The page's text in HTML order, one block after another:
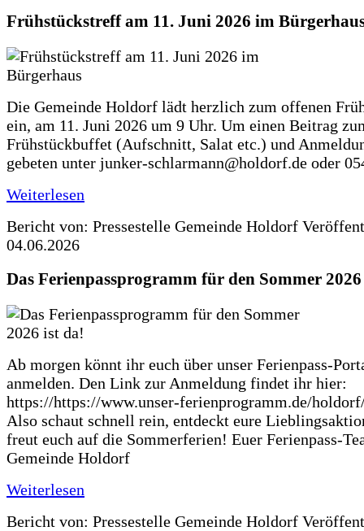
Frühstückstreff am 11. Juni 2026 im
Die Gemeinde Holdorf lädt herzlich zum offenen
ein, am 11. Juni 2026 um 9 Uhr. Um einen Beitrag
Frühstückbuffet (Aufschnitt, Salat etc.) und
gebeten unter junker-schlarmann@holdorf.de oder
Weiterlesen
Bericht von: Pressestelle Gemeinde Holdorf
04.06.2026
Das Ferienpassprogramm für den Sommer
Ab morgen könnt ihr euch über unser Ferienpass-
anmelden. Den Link zur Anmeldung findet ihr hier:
https://https://www.unser-ferienprogramm.de/
Also schaut schnell rein, entdeckt eure
freut euch auf die Sommerferien! Euer Ferienpass-
Gemeinde Holdorf
Weiterlesen
Bericht von: Pressestelle Gemeinde Holdorf